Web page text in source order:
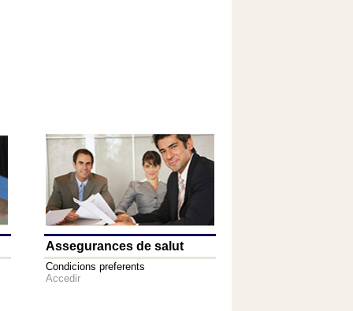
Assegurances de salut
Condicions preferents
Accedir